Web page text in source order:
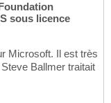
sous licence
Microsoft. Il est très
Steve Ballmer traitait